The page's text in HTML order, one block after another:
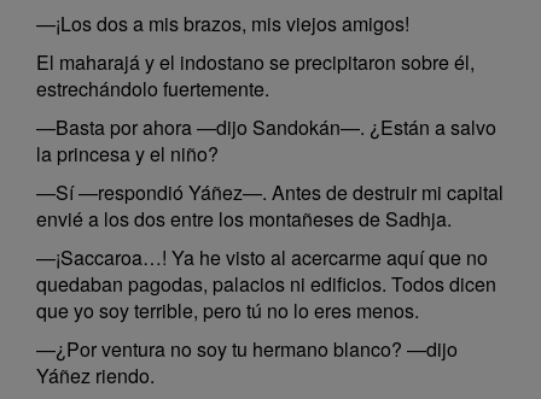
—¡Los dos a mis brazos, mis viejos amigos!
El maharajá y el indostano se precipitaron sobre él,
estrechándolo fuertemente.
—Basta por ahora —dijo Sandokán—. ¿Están a salvo
la princesa y el niño?
—Sí —respondió Yáñez—. Antes de destruir mi capital
envié a los dos entre los montañeses de Sadhja.
—¡Saccaroa…! Ya he visto al acercarme aquí que no
quedaban pagodas, palacios ni edificios. Todos dicen
que yo soy terrible, pero tú no lo eres menos.
—¿Por ventura no soy tu hermano blanco? —dijo
Yáñez riendo.